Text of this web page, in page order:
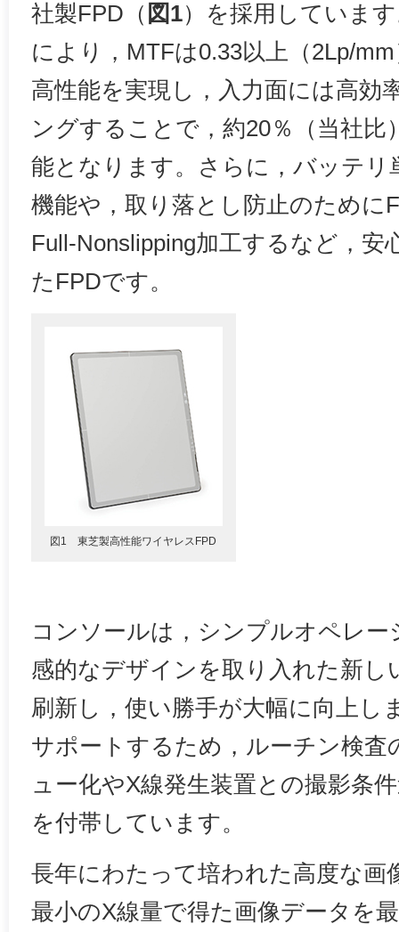
社製FPD（ 図1）を採用していま
により，MTFは0.33以上（2Lp/
高性能を実現し，入力面には高効
ングすることで，約20％（当社比
能となります。さらに，バッテリ
機能や，取り落とし防止のために
Full-Nonslipping加工するなど，安
たFPDです。
図1 東芝製高性能ワイヤレスFPD
コンソールは，シンプルオペレ
感的なデザインを取り入れた新
刷新し，使い勝手が大幅に向上し
サポートするため，ルーチン検
ュー化やX線発生装置との撮影条
を付帯しています。
長年にわたって培われた高度な画
最小のX線量で得た画像データを